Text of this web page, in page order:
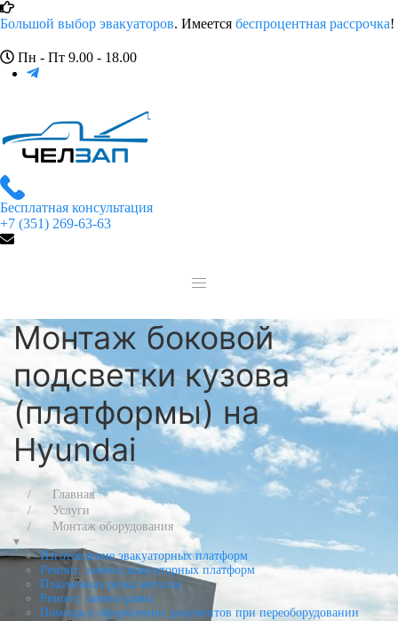
Большой выбор эвакуаторов. Имеется беспроцентная рассрочка!
Пн - Пт 9.00 - 18.00
Бесплатная консультация
+7 (351) 269-63-63
Монтаж боковой
подсветки кузова
(платформы) на
Hyundai
Главная
Услуги
Монтаж оборудования
▾
Изготовление эвакуаторных платформ
Ремонт, замена эвакуаторных платформ
Плазменная резка металла
Ремонт, замена рамы
Помощь в оформлении документов при переоборудовании